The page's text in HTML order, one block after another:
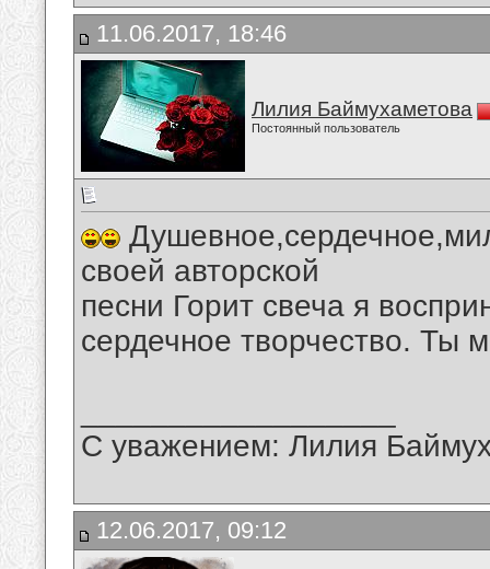
11.06.2017, 18:46
Лилия Баймухаметова
Постоянный пользователь
своей авторской
песни Горит свеча я
сердечное творчество. Ты
С уважением: Лилия
12.06.2017, 09:12